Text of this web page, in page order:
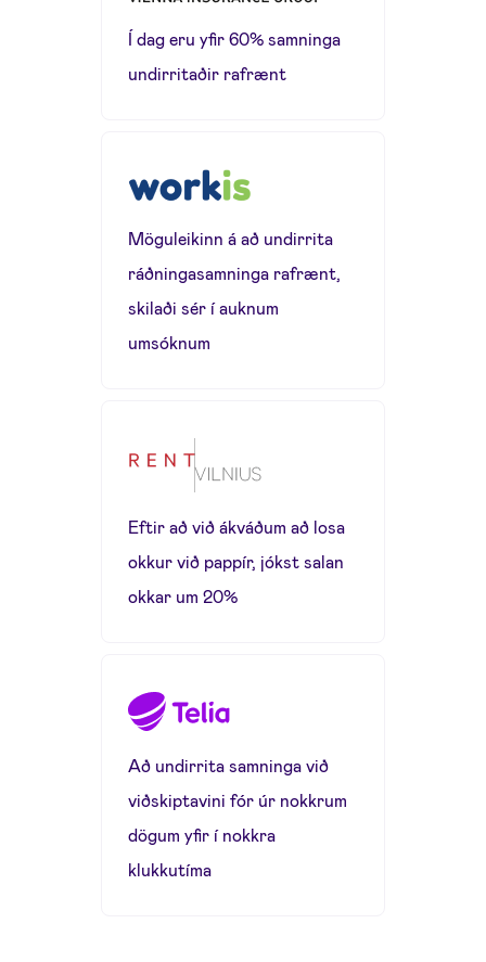
Í dag eru yfir 60% samninga
undirritaðir rafrænt
Möguleikinn á að undirrita
ráðningasamninga rafrænt,
skilaði sér í auknum
umsóknum
Eftir að við ákváðum að losa
okkur við pappír, jókst salan
okkar um 20%
Að undirrita samninga við
viðskiptavini fór úr nokkrum
dögum yfir í nokkra
klukkutíma